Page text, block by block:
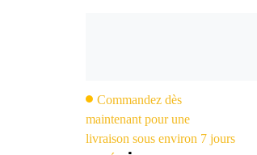
Commandez dès
maintenant pour une
livraison sous environ 7 jours